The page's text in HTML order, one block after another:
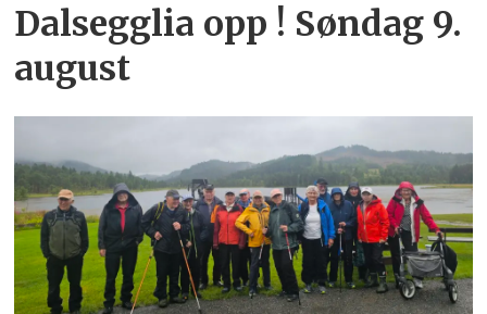
Dalsegglia opp ! Søndag 9.
august